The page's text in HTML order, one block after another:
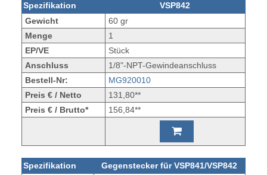
Spezifikation
VSP842
Gewicht
60 gr
Menge
1
EP/VE
Stück
Anschluss
1/8"-NPT-Gewindeanschluss
Bestell-Nr:
MG920010
Preis € / Netto
131,80**
Preis € / Brutto*
156,84**
Spezifikation Gegenstecker für VSP841/VSP842